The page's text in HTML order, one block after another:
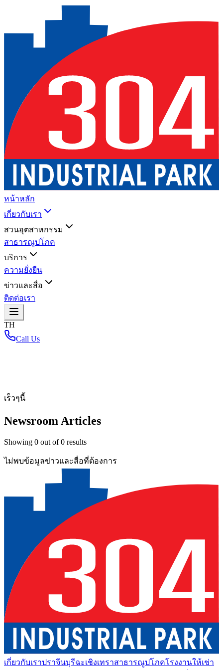
หน้าหลัก
เกี่ยวกับเรา
สวนอุตสาหกรรม
สาธารณูปโภค
บริการ
ความยั่งยืน
ข่าวและสื่อ
ติดต่อเรา
TH
Call Us
เร็วๆนี้
Newsroom Articles
Showing 0 out of0 results
ไม่พบข้อมูลข่าวและสื่อที่ต้องการ
เกี่ยวกับเราปราจีนบุรีฉะเชิงเทราสาธารณูปโภคโรงงานให้เช่า